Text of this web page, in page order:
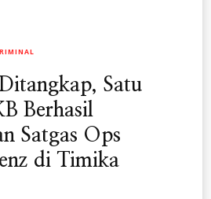
Satu
Berhasil
Satgas Ops
di Timika